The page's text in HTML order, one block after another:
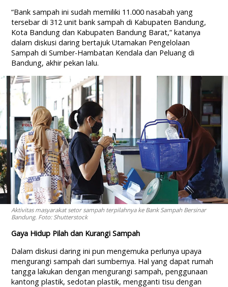
“Bank sampah ini sudah memiliki 11.000 nasabah yang
tersebar di 312 unit bank sampah di Kabupaten Bandung,
Kota Bandung dan Kabupaten Bandung Barat,” katanya
dalam diskusi daring bertajuk Utamakan Pengelolaan
Sampah di Sumber-Hambatan Kendala dan Peluang di
Bandung, akhir pekan lalu.
Aktivitas masyarakat setor sampah terpilahnya ke Bank Sampah Bersinar
Bandung. Foto: Shutterstock
Gaya Hidup Pilah dan Kurangi Sampah
Dalam diskusi daring ini pun mengemuka perlunya upaya
mengurangi sampah dari sumbernya. Hal yang dapat rumah
tangga lakukan dengan mengurangi sampah, penggunaan
kantong plastik, sedotan plastik, mengganti tisu dengan